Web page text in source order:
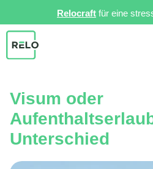
Relocraft für eine
Visum oder
Unterschied